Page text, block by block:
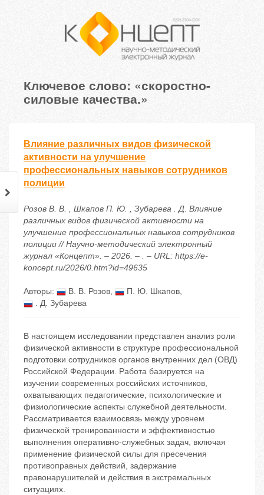
Ключевое слово: «скоростно-
силовые качества.»
Влияние различных видов физической
активности на улучшение
профессиональных навыков сотрудников
полиции
Розов В. В. , Шкапов П. Ю. , Зубарева . Д. Влияние
различных видов физической активности на
улучшение профессиональных навыков сотрудников
полиции // Научно-методический электронный
журнал «Концепт». – 2026. – . – URL: https://e-
koncept.ru/2026/0.htm?id=49635
Авторы: В. В. Розов, П. Ю. Шкапов,
. Д. Зубарева
В настоящем исследовании представлен анализ роли
физической активности в структуре профессиональной
подготовки сотрудников органов внутренних дел (ОВД)
Российской Федерации. Работа базируется на
изучении современных российских источников,
охватывающих педагогические, психологические и
физиологические аспекты служебной деятельности.
Рассматривается взаимосвязь между уровнем
физической тренированности и эффективностью
выполнения оперативно-служебных задач, включая
применение физической силы для пресечения
противоправных действий, задержание
правонарушителей и действия в экстремальных
ситуациях.